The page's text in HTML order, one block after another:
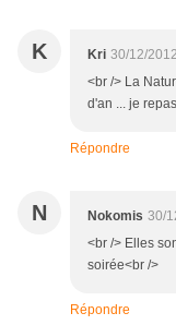
K Kri 30/12/
<br /> La
d'an ... je
Répondre
N Nokomis 30/
<br /> Elles
soirée<br />
Répondre